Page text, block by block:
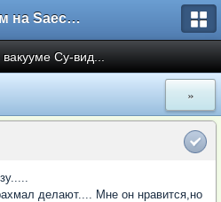
Форум на Saechka.Ru - энциклопедия домашнего уюта
Су-вид...
»
делают.... Мне он нравится,но